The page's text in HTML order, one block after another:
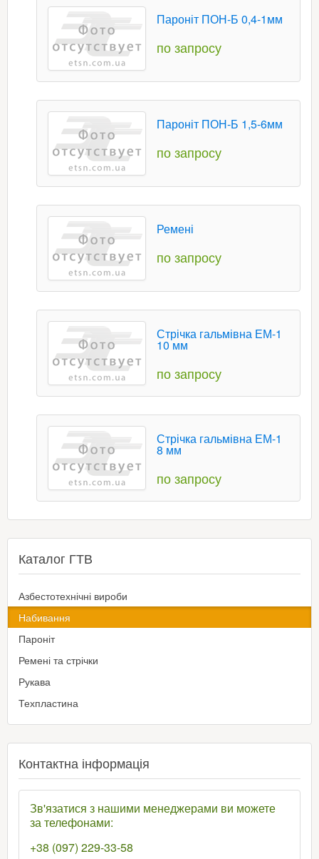
Пароніт ПОН-Б 0,4-1мм
по запросу
Пароніт ПОН-Б 1,5-6мм
по запросу
Ремені
по запросу
Стрічка гальмівна ЕМ-1
10 мм
по запросу
Стрічка гальмівна ЕМ-1
8 мм
по запросу
Каталог ГТВ
Азбестотехнічні вироби
Набивання
Пароніт
Ремені та стрічки
Рукава
Техпластина
Контактна інформація
Зв'язатися з нашими менеджерами ви можете
за телефонами:
+38 (097) 229-33-58